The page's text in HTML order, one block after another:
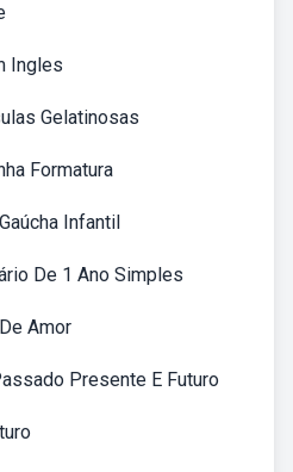
Ingles
Gelatinosas
Formatura
Infantil
De 1 Ano Simples
Amor
Presente E Futuro